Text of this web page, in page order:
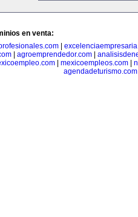
en venta:
agroemprendedor.com
mexicoempleos.com
agendadeturismo.com